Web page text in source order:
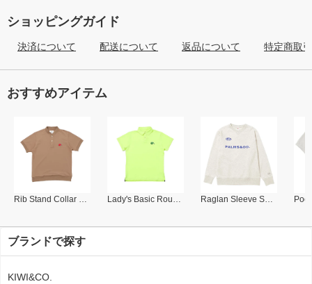
ショッピングガイド
決済について 配送について 返品について 特定商取
おすすめアイテム
Rib Stand Collar Polo Lady's Basic Round Collar Polo Raglan Sleeve Sweat Shirt
ブランドで探す
KIWI&CO.